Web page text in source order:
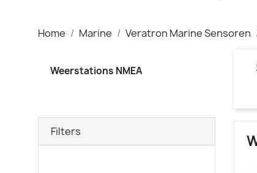
Home Marine Veratron Marine Sensoren
Weerstations NMEA
Filters